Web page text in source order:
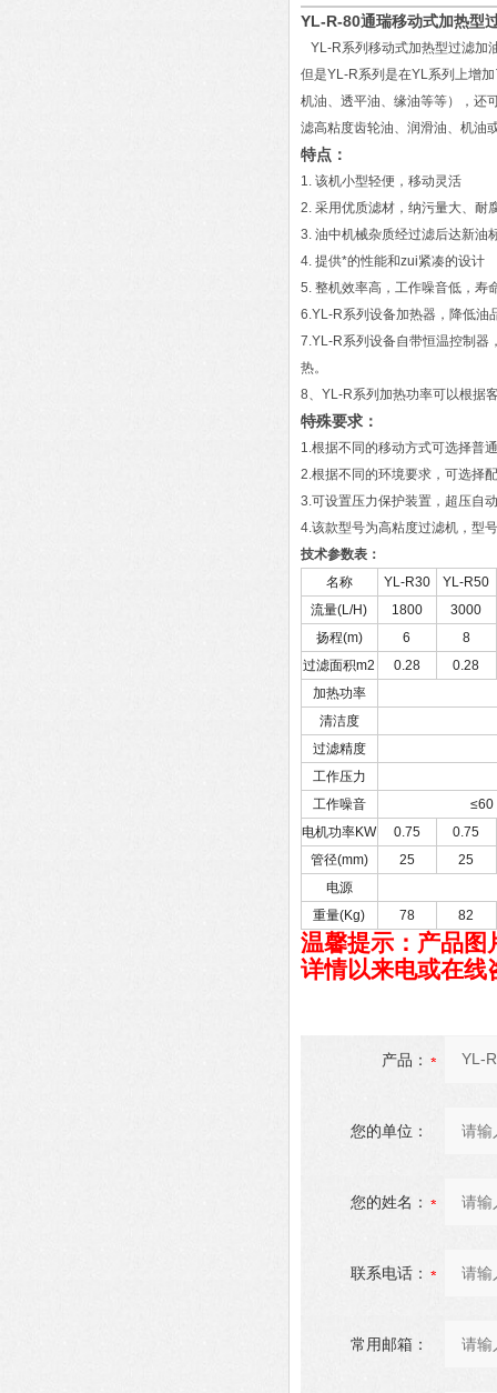
YL-R-80通瑞移动式加热型
YL-R系列移动式加热型过滤加
但是YL-R系列是在YL系列上增
机油、透平油、缘油等等），还
滤高粘度齿轮油、润滑油、机油
特点：
1. 该机小型轻便，移动灵活
2. 采用优质滤材，纳污量大、耐
3. 油中机械杂质经过滤后达新油
4. 提供*的性能和zui紧凑的设计
5. 整机效率高，工作噪音低，寿
6.YL-R系列设备加热器，降低油
7.YL-R系列设备自带恒温控制器
热。
8、YL-R系列加热功率可以根据
特殊要求：
1.根据不同的移动方式可选择普
2.根据不同的环境要求，可选择
3.可设置压力保护装置，超压自
4.该款型号为高粘度过滤机，型
技术参数表：
名称
YL-R30
YL-R50
流量(L/H) 1800
3000
扬程(m) 6
8
过滤面积m2 0.28
0.28
加热功率
清洁度
过滤精度
工作压力
工作噪音
≤60
电机功率KW 0.75
0.75
管径(mm) 25
25
电源
重量(Kg) 78 82
温馨提示：产品图
详情以来电或在线
产品：
您的单位：
您的姓名：
联系电话：
常用邮箱：